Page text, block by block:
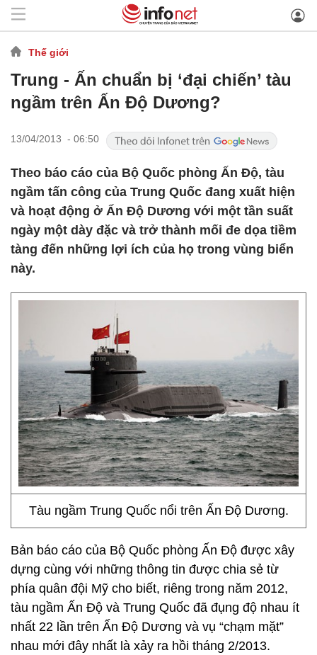
Thế giới
Trung - Ấn chuẩn bị ‘đại chiến’ tàu
ngầm trên Ấn Độ Dương?
13/04/2013 - 06:50
Theo báo cáo của Bộ Quốc phòng Ấn Độ, tàu
ngầm tấn công của Trung Quốc đang xuất hiện
và hoạt động ở Ấn Độ Dương với một tần suất
ngày một dày đặc và trở thành mối đe dọa tiềm
tàng đến những lợi ích của họ trong vùng biển
này.
Tàu ngầm Trung Quốc nổi trên Ấn Độ Dương.
Bản báo cáo của Bộ Quốc phòng Ấn Độ được xây
dựng cùng với những thông tin được chia sẻ từ
phía quân đội Mỹ cho biết, riêng trong năm 2012,
tàu ngầm Ấn Độ và Trung Quốc đã đụng độ nhau ít
nhất 22 lần trên Ấn Độ Dương và vụ “chạm mặt”
nhau mới đây nhất là xảy ra hồi tháng 2/2013.